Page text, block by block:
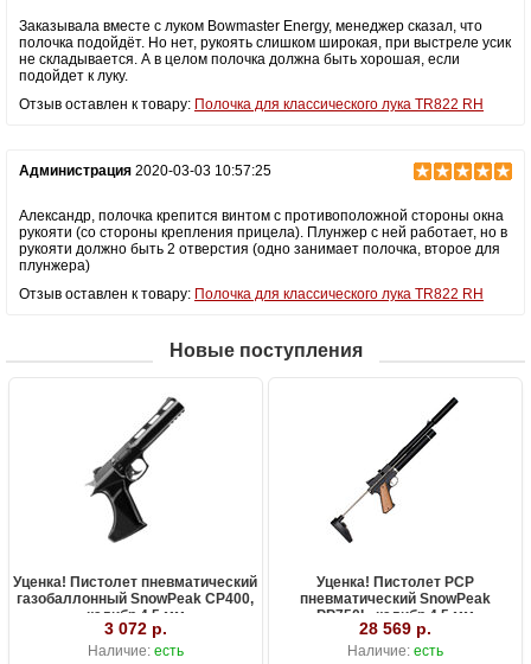
Заказывала вместе с луком Bowmaster Energy, менеджер сказал, что
полочка подойдёт. Но нет, рукоять слишком широкая, при выстреле усик
не складывается. А в целом полочка должна быть хорошая, если
подойдет к луку.
Отзыв оставлен к товару: Полочка для классического лука TR822 RH
Администрация 2020-03-03 10:57:25
Александр, полочка крепится винтом с противоположной стороны окна
рукояти (со стороны крепления прицела). Плунжер с ней работает, но в
рукояти должно быть 2 отверстия (одно занимает полочка, второе для
плунжера)
Отзыв оставлен к товару: Полочка для классического лука TR822 RH
Новые поступления
Уценка! Пистолет пневматический
газобаллонный SnowPeak CP400,
калибр 4.5 мм
3 072 р.
Наличие: есть
Уценка! Пистолет PCP
пневматический SnowPeak
PP750L, калибр 4.5 мм
28 569 р.
Наличие: есть